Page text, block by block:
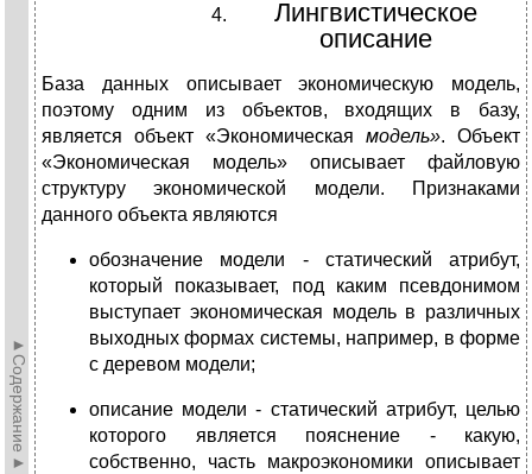
►Содержание►
Лингвистическое
описание
База данных описывает экономическую модель,
поэтому одним из объектов, входящих в базу,
является объект «Экономическая модель». Объект
«Экономическая модель» описывает файловую
структуру экономической модели. Признаками
данного объекта являются
обозначение модели - статический атрибут,
который показывает, под каким псевдонимом
выступает экономическая модель в различных
выходных формах системы, например, в форме
с деревом модели;
описание модели - статический атрибут, целью
которого является пояснение - какую,
собственно, часть макроэкономики описывает